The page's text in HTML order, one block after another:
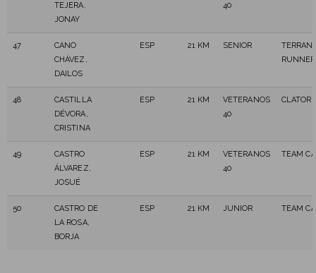
TEJERA,
JONAY
40
47
CANO
CHÁVEZ,
DAILOS
ESP 21 KM SENIOR
48
CASTILLA
DÉVORA,
CRISTINA
ESP 21 KM
VETERANOS
40
CLATOR
49
CASTRO
ÁLVAREZ,
JOSUÉ
ESP 21 KM
VETERANOS
40
TEAM
50
CASTRO DE
LA ROSA,
BORJA
ESP 21 KM JUNIOR TEAM